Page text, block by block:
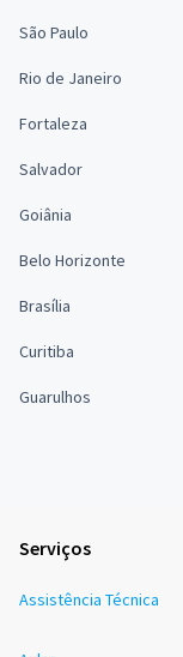
São Paulo
Rio de Janeiro
Fortaleza
Salvador
Goiânia
Belo Horizonte
Brasília
Curitiba
Guarulhos
Serviços
Assistência Técnica